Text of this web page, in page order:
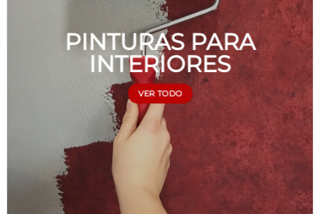
PINTURAS PARA
INTERIORES
VER TODO